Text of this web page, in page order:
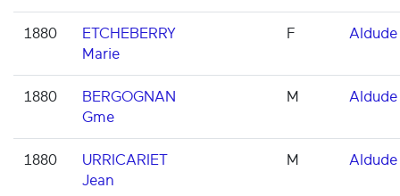
1880
ETCHEBERRY
Marie
F Aldude
1880
BERGOGNAN
Gme
M Aldude
1880
URRICARIET
Jean
M Aldude